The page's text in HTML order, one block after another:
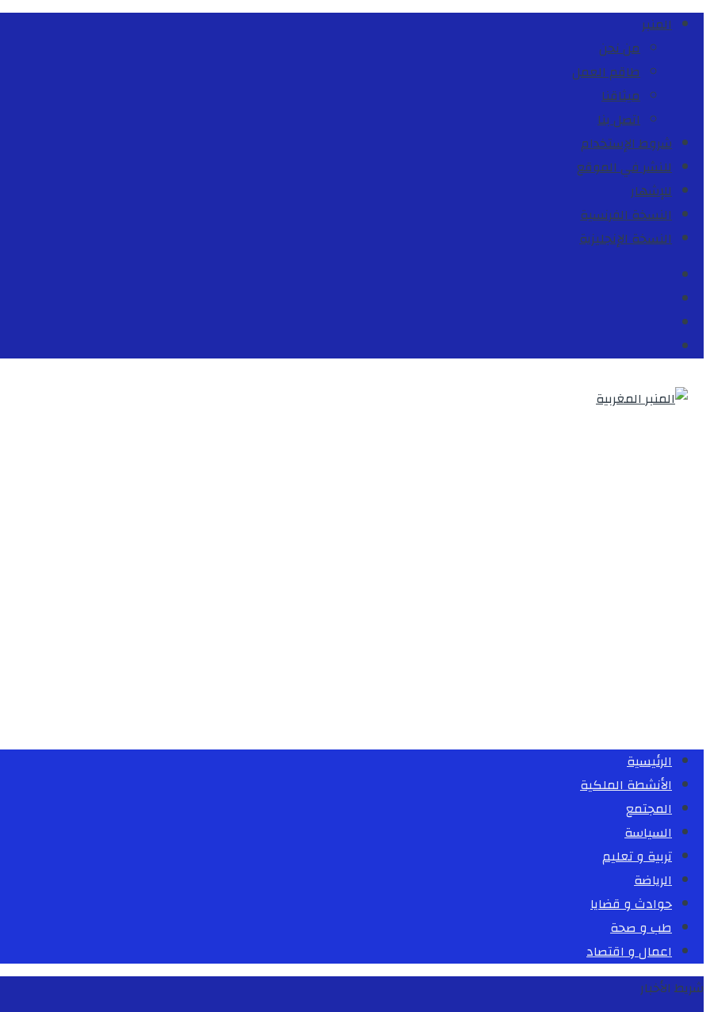
المنبر
من نحن
طاقم العمل
ميثاقنا
اتصل بنا
شروط الإستخدام
للنشر في الموقع
للإشهار
النسخة الفرنسية
النسخة الإنجليزية
الرئيسية
الأنشطة الملكية
المجتمع
السياسة
تربية و تعليم
الرياضة
حوادث و قضايا
طب و صحة
اعمال و اقتصاد
شريط الأخبار